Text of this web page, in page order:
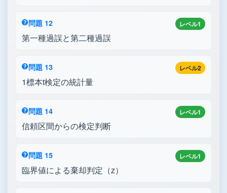
レベル1
問題 12
第一種過誤と第二種過誤
レベル2
問題 13
1標本t検定の統計量
レベル1
問題 14
信頼区間からの検定判断
レベル1
問題 15
臨界値による棄却判定（z）